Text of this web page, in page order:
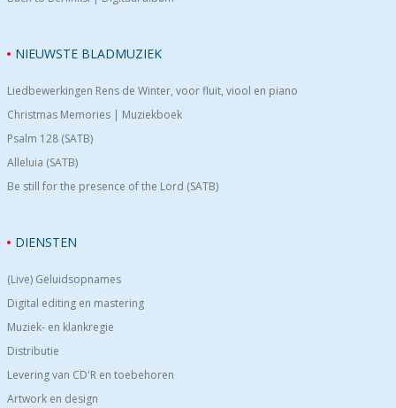
NIEUWSTE BLADMUZIEK
Liedbewerkingen Rens de Winter, voor fluit, viool en piano
Christmas Memories | Muziekboek
Psalm 128 (SATB)
Alleluia (SATB)
Be still for the presence of the Lord (SATB)
DIENSTEN
(Live) Geluidsopnames
Digital editing en mastering
Muziek- en klankregie
Distributie
Levering van CD'R en toebehoren
Artwork en design